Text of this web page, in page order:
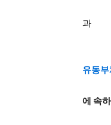
과
유동부
에 속